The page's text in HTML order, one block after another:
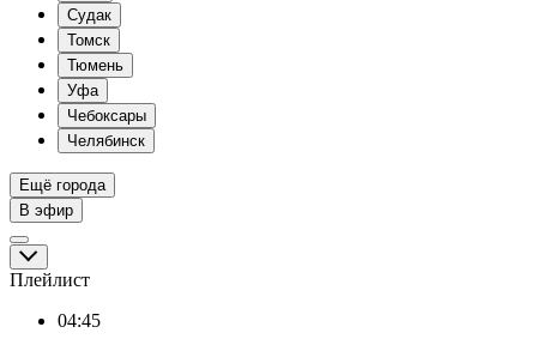
Судак
Томск
Тюмень
Уфа
Чебоксары
Челябинск
Ещё города
В эфир
Плейлист
04:45